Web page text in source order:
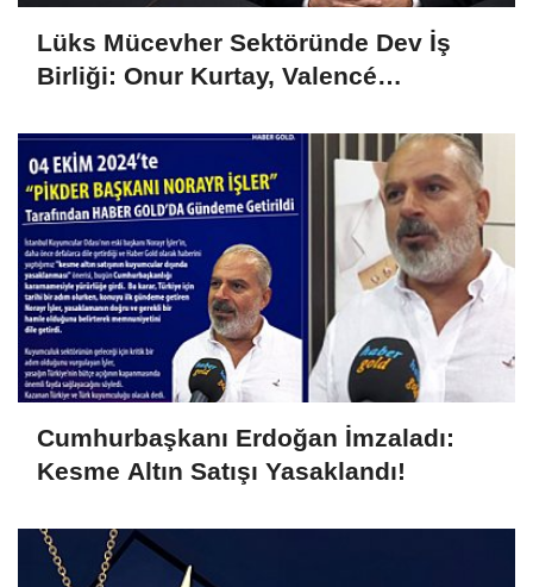
Lüks Mücevher Sektöründe Dev İş
Birliği: Onur Kurtay, Valencé
Oldu!
Cumhurbaşkanı Erdoğan İmzaladı:
Kesme Altın Satışı Yasaklandı!